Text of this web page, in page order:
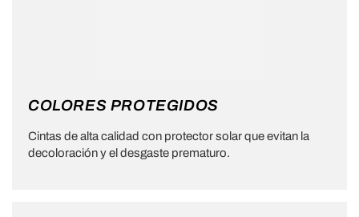
COLORES PROTEGIDOS
Cintas de alta calidad con protector solar que evitan la
decoloración y el desgaste prematuro.